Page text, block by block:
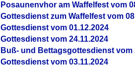
Posaunenvhor am Waffelfest vom
Gottesdienst zum Waffelfest vom
Gottesdienst vom 01.12.2024
Gottesdienst vom 24.11.2024
Buß- und Bettagsgottesdienst vom
Gottesdienst vom 03.11.2024